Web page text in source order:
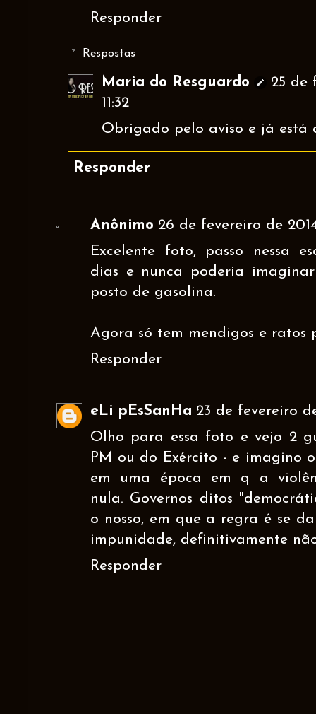
Responder
Respostas
Maria do Resguardo
25 de
11:32
Obrigado pelo aviso e já está
Responder
Anônimo 26 de fevereiro de
Excelente foto, passo nessa
dias e nunca poderia
posto de gasolina.
Agora só tem mendigos e ratos
Responder
eLi pEsSanHa 23 de fevereiro
Olho para essa foto e vejo 2
PM ou do Exército - e imagino
em uma época em q a
nula. Governos ditos
o nosso, em que a regra é se
impunidade, definitivamente
Responder